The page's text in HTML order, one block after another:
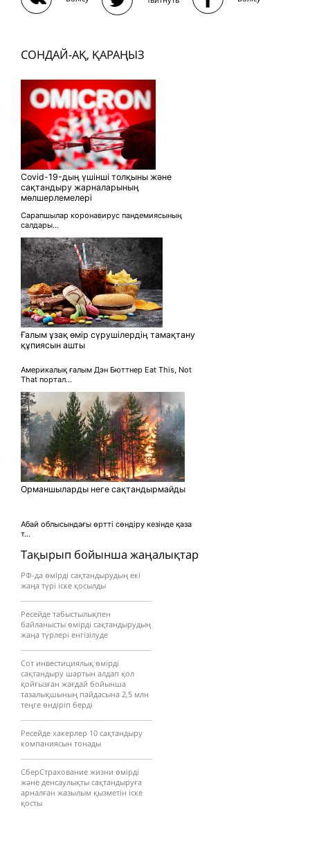
Тақырып бойынша жаңалықтар
РФ-да өмірді сақтандырудың екі
жаңа түрі іске қосылды
Ресейде табыстылықпен
байланысты өмірді сақтандырудың
жаңа түрлері енгізілуде
Сот инвестициялық өмірді
сақтандыру шартын алдап қол
қойғызған жағдай бойынша
тазалықшының пайдасына 2,5 млн
теңге өндіріп берді
Ресейде хакерлер 10 сақтандыру
компаниясын тонады
СберСтрахование жизни өмірді
және денсаулықты сақтандыруға
арналған жазылым қызметін іске
қосты
СОНДАЙ-АҚ, ҚАРАҢЫЗ
Covid-19-дың үшінші толқыны және
сақтандыру жарналарының
мөлшерлемелері
Сарапшылар коронавирус пандемиясының
салдары...
Ғалым ұзақ өмір сүрушілердің тамақтану
құпиясын ашты
Америкалық ғалым Дэн Бюттнер Eat This, Not
That портал...
Орманшыларды неге сақтандырмайды
Абай облысындағы өртті сөндіру кезінде қаза
т...